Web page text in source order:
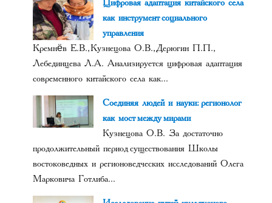
Цифровая адаптация китайского села
как инструмент социального
управления
Кремнёв Е.В., Кузнецова О.В., Дерюгин П.П.,
Лебединцева Л.А. Анализируется цифровая адаптация
современного китайского села как...
Соединяя людей и науки: регионолог
как мост между мирами
Кузнецова О.В. За достаточно
продолжительный период существования Школы
востоковедных и регионоведческих исследований Олега
Марковича Готлиба...